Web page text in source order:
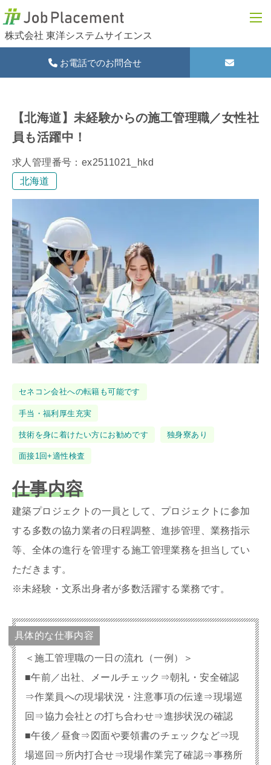
株式会社 東洋システムサイエンス
お電話でのお問合せ
【北海道】未経験からの施工管理職／女性社
員も活躍中！
求人管理番号：ex2511021_hkd
北海道
タ
グ
セネコン会社への転籍も可能です
手当・福利厚生充実
技術を身に着けたい方にお勧めです 独身寮あり
面接1回+適性検査
仕事内容
建築プロジェクトの一員として、プロジェクトに参加
する多数の協力業者の日程調整、進捗管理、業務指示
等、全体の進行を管理する施工管理業務を担当してい
ただきます。
※未経験・文系出身者が多数活躍する業務です。
具体的な仕事内容
＜施工管理職の一日の流れ（一例）＞
■午前／出社、メールチェック⇒朝礼・安全確認
⇒作業員への現場状況・注意事項の伝達⇒現場巡
回⇒協力会社との打ち合わせ⇒進捗状況の確認
■午後／昼食⇒図面や要領書のチェックなど⇒現
場巡回⇒所内打合せ⇒現場作業完了確認⇒事務所